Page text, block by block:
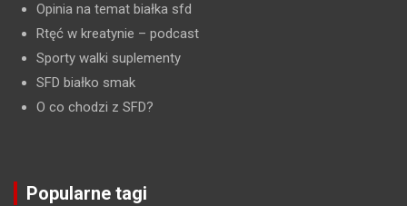
Opinia na temat białka sfd
Rtęć w kreatynie – podcast
Sporty walki suplementy
SFD białko smak
O co chodzi z SFD?
Popularne tagi